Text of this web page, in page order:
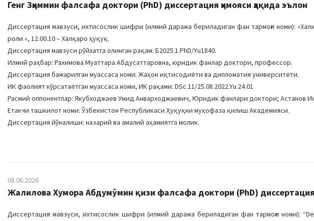
Генг Зҳиммин фалсафа доктори (PhD) диссертация ҳимояси ҳақида эълон
Диссертация мавзуси, ихтисослик шифри (илмий даража бериладиган фан тармоғи номи):
роли », 12.00.10 – Халқаро ҳуқуқ.
Диссертация мавзуси рўйхатга олинган рақам: Б2025.1.PhD/Yu1840.
Илмий раҳбар: Рахимова Муаттара Абдусаттаровна, юридик фанлар доктори, профессор.
Диссертация бажарилган муассаса номи: Жаҳон иқтисодиёти ва дипломатия университети.
ИК фаолият кўрсатаётган муассаса номи, ИК рақами: DSc.11/25.08.2022.Yu.24.01
Расмий оппонентлар: Якубходжаев Умид Анварходжаевич, Юридик фанлари доктори;
Етакчи ташкилот номи: Ўзбекистон Республикаси Ҳуқуқни муҳофаза қилиш Академияси.
Диссертация йўналиши: назарий ва амалий аҳамиятга молик.
08.06.2026
Жалилова Хумора Абдумўмин қизи фалсафа доктори (PhD)
Диссертация мавзуси, ихтисослик шифри (илмий даража бериладиган фан тармоғи номи):